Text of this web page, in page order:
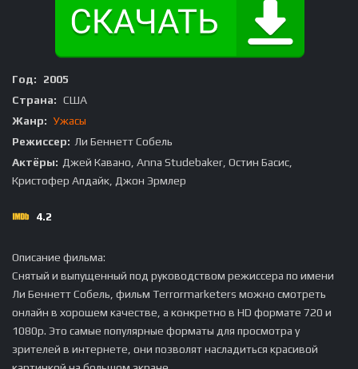
Год:
2005
Страна: США
Жанр: Ужасы
Режиссер: Ли Беннетт Собель
Актёры: Джей Кавано, Anna Studebaker, Остин Басис,
Кристофер Апдайк, Джон Эрмлер
4.2
Описание фильма:
Снятый и выпущенный под руководством режиссера по имени
Ли Беннетт Собель, фильм Terrormarketers можно смотреть
онлайн в хорошем качестве, а конкретно в HD формате 720 и
1080p. Это самые популярные форматы для просмотра у
зрителей в интернете, они позволят насладиться красивой